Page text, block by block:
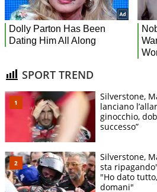
SPORT TREND
Silverstone,
lanciano
ginocchio,
successo”
Silverstone,
sta
"Ho dato
domani"